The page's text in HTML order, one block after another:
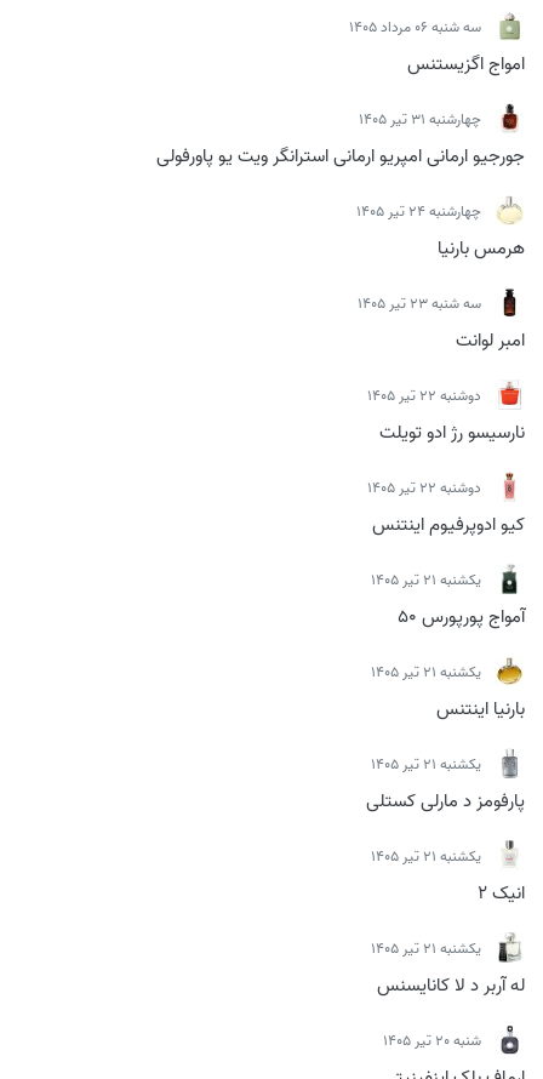
سه شنبه 06 مرداد 1405
امواج اگزیستنس
چهارشنبه 31 تیر 1405
جورجیو ارمانی امپریو ارمانی استرانگر ویت یو پاورفولی
چهارشنبه 24 تیر 1405
هرمس بارنیا
سه شنبه 23 تیر 1405
امبر لوانت
دوشنبه 22 تیر 1405
نارسیسو رژ ادو تویلت
دوشنبه 22 تیر 1405
کیو ادوپرفیوم اینتنس
يكشنبه 21 تیر 1405
آمواج پورپورس 50
يكشنبه 21 تیر 1405
بارنیا اینتنس
يكشنبه 21 تیر 1405
پارفومز د مارلی کستلی
يكشنبه 21 تیر 1405
انیک 2
يكشنبه 21 تیر 1405
له آربر د لا کانایسنس
شنبه 20 تیر 1405